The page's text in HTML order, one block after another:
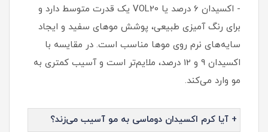
- اکسیدان 6 درصد یا VOL20 یک قدرت متوسط دارد و
برای رنگ آمیزی طبیعی، پوشش موهای سفید و ایجاد
سایه‌های نرم روی موها مناسب است. در مقایسه با
اکسیدان 9 و 12 درصد، ملایم‌تر است و آسیب کمتری به
مو وارد می‌کند.
+ آیا کرم اکسیدان دوماسی به مو آسیب می‌زند؟